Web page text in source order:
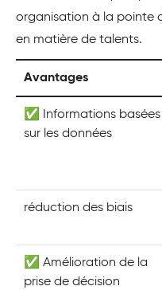
organisation à la pointe
en matière de talents.
Avantages
✅ Informations basées
sur les données
réduction des biais
✅ Amélioration de la
prise de décision